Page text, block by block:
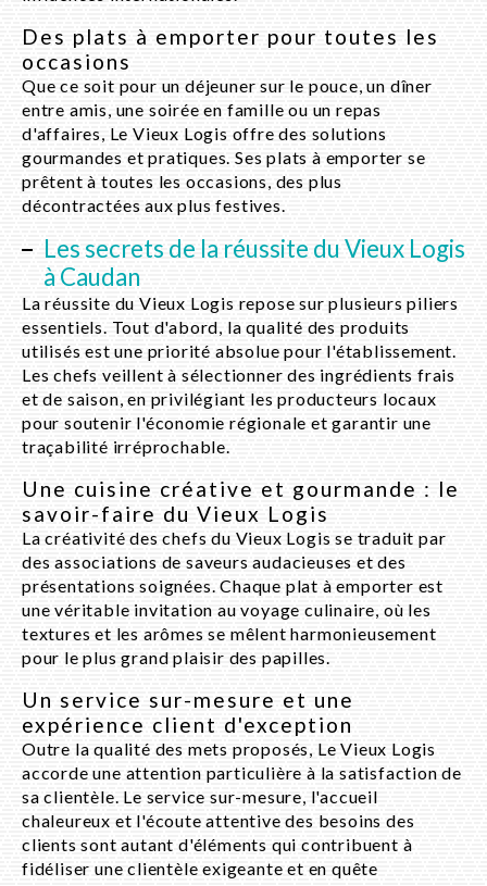
Des plats à emporter pour toutes les
occasions
Que ce soit pour un déjeuner sur le pouce, un dîner
entre amis, une soirée en famille ou un repas
d'affaires, Le Vieux Logis offre des solutions
gourmandes et pratiques. Ses plats à emporter se
prêtent à toutes les occasions, des plus
décontractées aux plus festives.
Les secrets de la réussite du Vieux Logis
à Caudan
La réussite du Vieux Logis repose sur plusieurs piliers
essentiels. Tout d'abord, la qualité des produits
utilisés est une priorité absolue pour l'établissement.
Les chefs veillent à sélectionner des ingrédients frais
et de saison, en privilégiant les producteurs locaux
pour soutenir l'économie régionale et garantir une
traçabilité irréprochable.
Une cuisine créative et gourmande : le
savoir-faire du Vieux Logis
La créativité des chefs du Vieux Logis se traduit par
des associations de saveurs audacieuses et des
présentations soignées. Chaque plat à emporter est
une véritable invitation au voyage culinaire, où les
textures et les arômes se mêlent harmonieusement
pour le plus grand plaisir des papilles.
Un service sur-mesure et une
expérience client d'exception
Outre la qualité des mets proposés, Le Vieux Logis
accorde une attention particulière à la satisfaction de
sa clientèle. Le service sur-mesure, l'accueil
chaleureux et l'écoute attentive des besoins des
clients sont autant d'éléments qui contribuent à
fidéliser une clientèle exigeante et en quête